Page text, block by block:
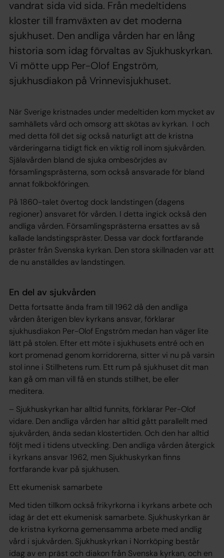
vandrat sida vid sida. Från medeltidens
kloster till framväxten av det moderna
sjukhuset. Den andliga vården har en lång
historia som idag förvaltas av Sjukhuskyrkan.
Vi mötte upp Per-Olof Engström,
sjukhusdiakon på Vrinnevisjukhuset.
När Sverige kristnades under medeltiden kom mycket av
samhällets vård och omsorg att skötas av kyrkan. I och
med detta föll det sig också naturligt att de kristna
värderingarna tidigt fick en viktig roll inom sjukvården.
Själavården bland de sjuka ombesörjdes av
församlingsprästerna, som också ansvarade för bland
annat folkbokföringen.
På 1860-talet övertog dock landstingen (dagens
regioner) ansvaret för vården. I detta ingick också den
andliga vården. Församlingsprästerna ersattes av så
kallade landstingspräster. Dessa var dock fortfarande
präster från Svenska kyrkan. Den stora skillnaden var att
de nu anställdes av landstingen.
En del av sjukvården
Detta fortsatte ända fram till 1962 då den andliga
vården återigen blev kyrkans ansvar, förklarar
sjukhusdiakon Per-Olof Engström medan han väger lite
lätt på stolen. Efter ett möte i sjukhusets entré och en
kort promenad genom korridorerna, sitter vi nu på varsin
stol inne i Stillhetens rum. Ett rum på sjukhuset dit man
kan gå om man vill få en stunds stillhet, be eller
meditera.
– Sjukhuskyrkan har alltid funnits, förklarar Per-Olof
vidare. Den andliga vården har alltid gått parallellt med
sjukvården, ända sedan klostertiden. Och den har alltid
följt med i tidens utveckling. Den andliga vården återgick
i kyrkans ansvar 1962, men Sjukhuskyrkan finns
fortfarande kvar på sjukhusen.
Ett ekumenisk samarbete
Med tiden tillkom också frikyrkorna i kyrkans arbete och
idag är det ett ekumenisk samarbete. Sjukhuskyrkan är
de kristna kyrkorna gemensamma arbete med andlig
vård i sjukvården. Sjukhuskyrkan i Norrköping består
idag av en präst och diakon från Svenska kyrkan, och en